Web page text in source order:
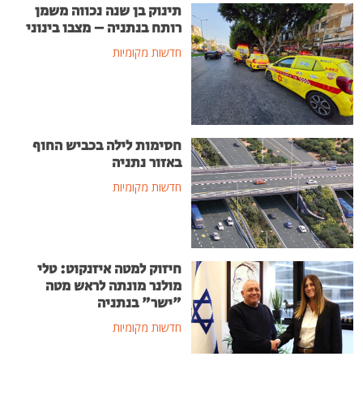
תינוק בן שנה נכווה משמן
רותח בנתניה – מצבו בינוני
חדשות מקומיות
חסימות לילה בכביש החוף
באזור נתניה
חדשות מקומיות
חיזוק למטה איזנקוט: טלי
מולנר מונתה לראש מטה
"ישר" בנתניה
חדשות מקומיות